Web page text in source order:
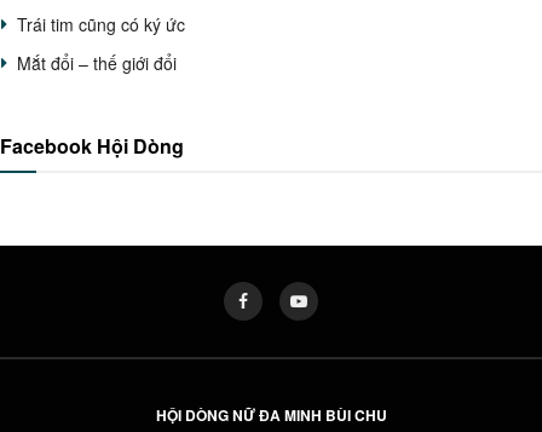
Trái tim cũng có ký ức
Mắt đổi – thế giới đổi
Facebook Hội Dòng
HỘI DÒNG NỮ ĐA MINH BÙI CHU